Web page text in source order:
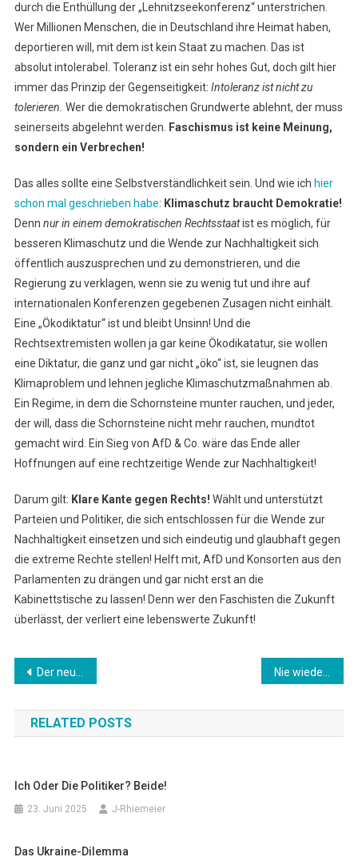
durch die Enthüllung der „Lehnitzseekonferenz“ unterstrichen.
Wer Millionen Menschen, die in Deutschland ihre Heimat haben,
deportieren will, mit dem ist kein Staat zu machen. Das ist
absolut intolerabel. Toleranz ist ein sehr hohes Gut, doch gilt hier
immer das Prinzip der Gegenseitigkeit: Intoleranz ist nicht zu
tolerieren. Wer die demokratischen Grundwerte ablehnt, der muss
seinerseits abgelehnt werden.
Faschismus ist keine Meinung,
sondern ein Verbrechen!
Das alles sollte eine Selbstverständlichkeit sein. Und wie ich hier
schon mal geschrieben habe: Klimaschutz braucht Demokratie!
Denn nur in einem demokratischen Rechtsstaatist es möglich, für
besseren Klimaschutz und die Wende zur Nachhaltigkeit sich
öffentlich auszusprechen und zu demonstrieren, und die
Regierung zu verklagen, wenn sie zu wenig tut und ihre auf
internationalen Konferenzen gegebenen Zusagen nicht einhält.
Eine „Ökodiktatur“ ist und bleibt Unsinn! Und die
Rechtsextremisten wollen ja gar keine Ökodikatatur, sie wollen
eine Diktatur, die ganz und gar nicht „öko“ ist, sie leugnen das
Klimaproblem und lehnen jegliche Klimaschutzmaßnahmen ab.
Ein Regime, in dem die Schornsteine munter rauchen, und jeder,
der will, dass die Schornsteine nicht mehr rauchen, mundtot
gemacht wird. Ein Sieg von AfD & Co. wäre das Ende aller
Hoffnungen auf eine rechtzeitige Wende zur Nachhaltigkeit!
Darum gilt: Klare Kante gegen Rechts! Wählt und unterstützt
Parteien und Politiker, die sich entschlossen für die Wende zur
Nachhaltigkeit einsetzen und sich eindeutig und glaubhaft gegen
die extreme Rechte stellen! Helft mit, AfD und Konsorten aus den
Parlamenten zu drängen und gar nicht erst an die
Kabinettstische zu lassen! Denn wer den Faschisten die Zukunft
überlässt, der verliert eine lebenswerte Zukunft!
Beitragsnavigation
Der neue Kalte Krieg
RELATED POSTS
Ich Oder Die Politiker? Beide!
23. Juni 2025 J-Rhiemeier
Das Ukraine-Dilemma